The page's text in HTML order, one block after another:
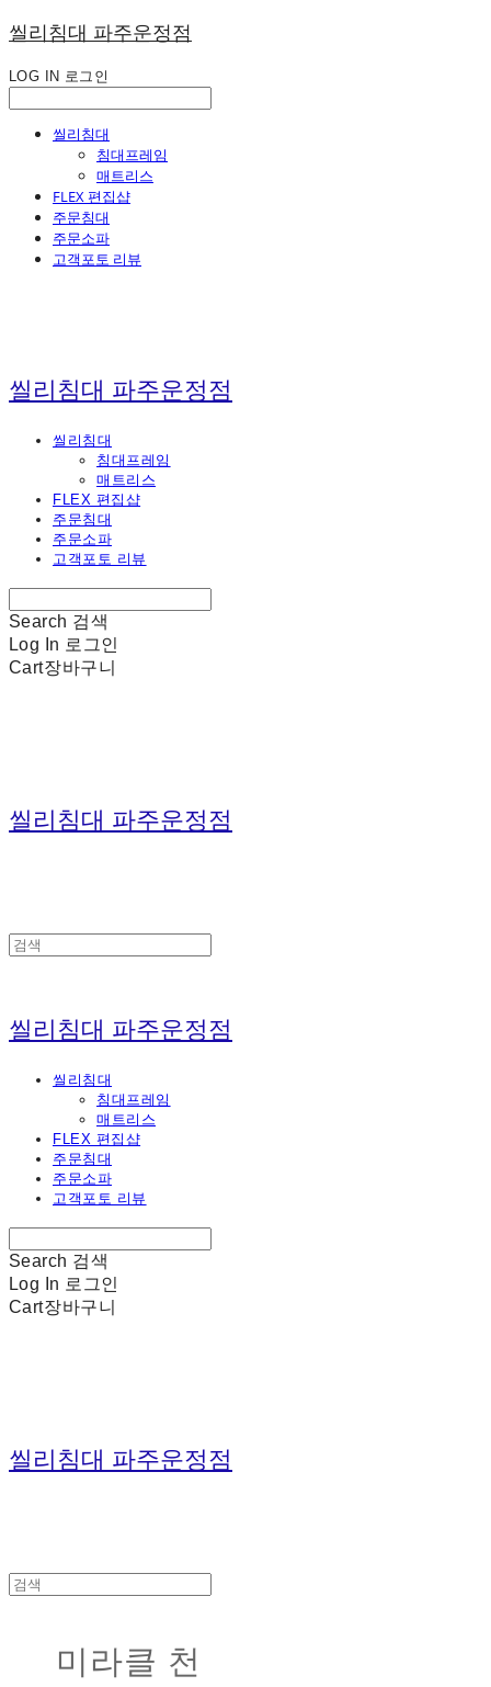
씰리침대 파주운정점
LOG IN 로그인
씰리침대
침대프레임
매트리스
FLEX 편집샵
주문침대
주문소파
고객포토 리뷰
씰리침대 파주운정점
씰리침대
침대프레임
매트리스
FLEX 편집샵
주문침대
주문소파
고객포토 리뷰
Search 검색
Log In 로그인
Cart장바구니
씰리침대 파주운정점
씰리침대 파주운정점
씰리침대
침대프레임
매트리스
FLEX 편집샵
주문침대
주문소파
고객포토 리뷰
Search 검색
Log In 로그인
Cart장바구니
씰리침대 파주운정점
미라클 천